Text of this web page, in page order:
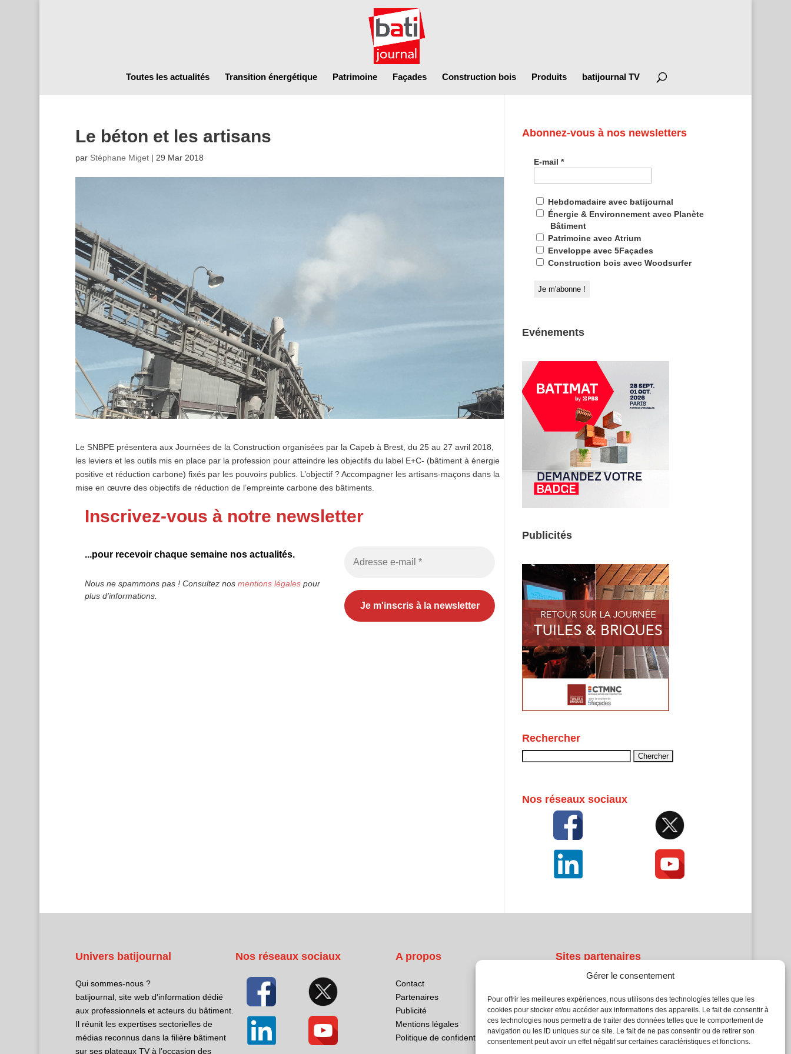
Gérer le consentement
Pour offrir les meilleures expériences, nous utilisons des technologies telles que les
cookies pour stocker et/ou accéder aux informations des appareils. Le fait de consentir à
ces technologies nous permettra de traiter des données telles que le comportement de
navigation ou les ID uniques sur ce site. Le fait de ne pas consentir ou de retirer son
consentement peut avoir un effet négatif sur certaines caractéristiques et fonctions.
Toutes les actualités Transition énergétique Patrimoine Façades Construction bois Produits batijournal TV
Le béton et les artisans
par Stéphane Miget| 29 Mar 2018
Le SNBPE présentera aux Journées de la Construction organisées par la Capeb à Brest, du 25 au 27 avril 2018,
les leviers et les outils mis en place par la profession pour atteindre les objectifs du label E+C- (bâtiment à énergie
positive et réduction carbone) fixés par les pouvoirs publics. L’objectif ? Accompagner les artisans-maçons dans la
mise en œuvre des objectifs de réduction de l’empreinte carbone des bâtiments.
Inscrivez-vous à notre newsletter
...pour recevoir chaque semaine nos actualités.
Nous ne spammons pas ! Consultez nos mentions légalespour
plus d’informations.
Abonnez-vous à nos newsletters
E-mail*
Hebdomadaire avec batijournal
Énergie & Environnement avec Planète
Bâtiment
Patrimoine avec Atrium
Enveloppe avec 5Façades
Construction bois avec Woodsurfer
Evénements
Publicités
Rechercher
Nos réseaux sociaux
Univers batijournal
Qui sommes-nous ?
batijournal, site web d’information dédié
aux professionnels et acteurs du bâtiment.
Il réunit les expertises sectorielles de
médias reconnus dans la filière bâtiment
sur ses plateaux TV à l’occasion des
Nos réseaux sociaux A propos
Contact
Partenaires
Publicité
Mentions légales
Politique de confidentialité
Sites partenaires
Atrium Patrimoine
Kiosque 21
L'Atelier Bois
Planète Bâtiment